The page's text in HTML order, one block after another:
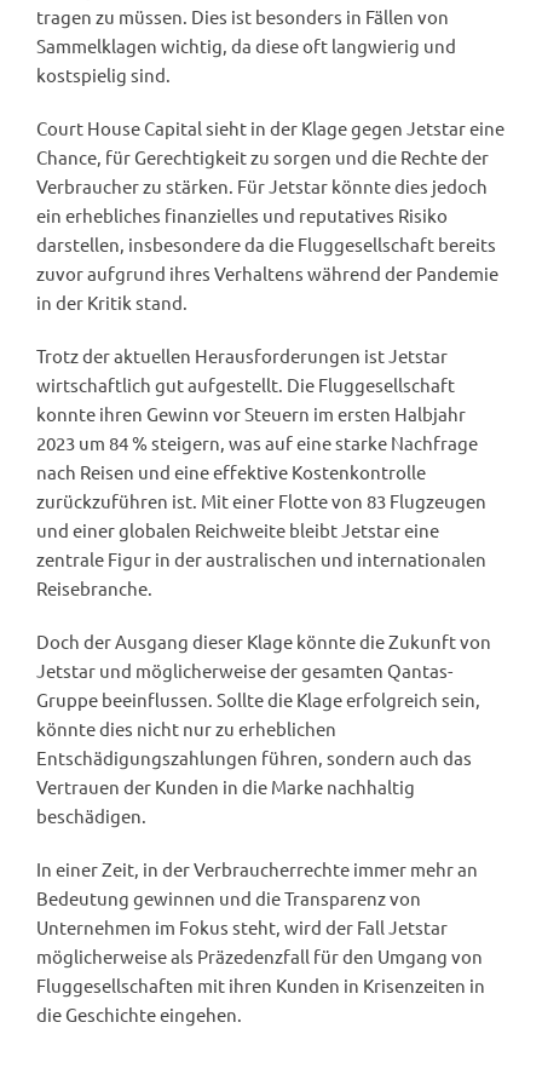
tragen zu müssen. Dies ist besonders in Fällen von
Sammelklagen wichtig, da diese oft langwierig und
kostspielig sind.
Court House Capital sieht in der Klage gegen Jetstar eine
Chance, für Gerechtigkeit zu sorgen und die Rechte der
Verbraucher zu stärken. Für Jetstar könnte dies jedoch
ein erhebliches finanzielles und reputatives Risiko
darstellen, insbesondere da die Fluggesellschaft bereits
zuvor aufgrund ihres Verhaltens während der Pandemie
in der Kritik stand.
Trotz der aktuellen Herausforderungen ist Jetstar
wirtschaftlich gut aufgestellt. Die Fluggesellschaft
konnte ihren Gewinn vor Steuern im ersten Halbjahr
2023 um 84 % steigern, was auf eine starke Nachfrage
nach Reisen und eine effektive Kostenkontrolle
zurückzuführen ist. Mit einer Flotte von 83 Flugzeugen
und einer globalen Reichweite bleibt Jetstar eine
zentrale Figur in der australischen und internationalen
Reisebranche.
Doch der Ausgang dieser Klage könnte die Zukunft von
Jetstar und möglicherweise der gesamten Qantas-
Gruppe beeinflussen. Sollte die Klage erfolgreich sein,
könnte dies nicht nur zu erheblichen
Entschädigungszahlungen führen, sondern auch das
Vertrauen der Kunden in die Marke nachhaltig
beschädigen.
In einer Zeit, in der Verbraucherrechte immer mehr an
Bedeutung gewinnen und die Transparenz von
Unternehmen im Fokus steht, wird der Fall Jetstar
möglicherweise als Präzedenzfall für den Umgang von
Fluggesellschaften mit ihren Kunden in Krisenzeiten in
die Geschichte eingehen.